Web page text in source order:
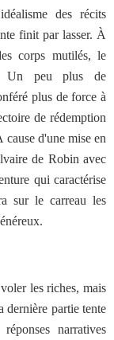
des récits
finit par lasser. À
corps mutilés, le
Un peu plus de
plus de force à
de rédemption
d'une mise en
de Robin avec
qui caractérise
sur le carreau les
les riches, mais
dernière partie tente
narratives